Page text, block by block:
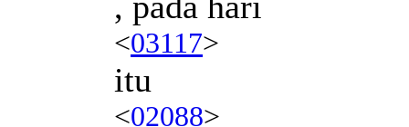
<03117>
itu
<02088>